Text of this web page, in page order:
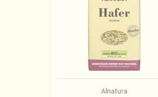
Alnatura